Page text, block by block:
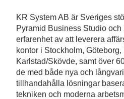
KR System AB är Sveriges
Pyramid Business Studio och
erfarenhet av att leverera
kontor i Stockholm, Göteborg,
Karlstad/Skövde, samt över
de med både nya och
tillhandahålla lösningar
tekniken och moderna